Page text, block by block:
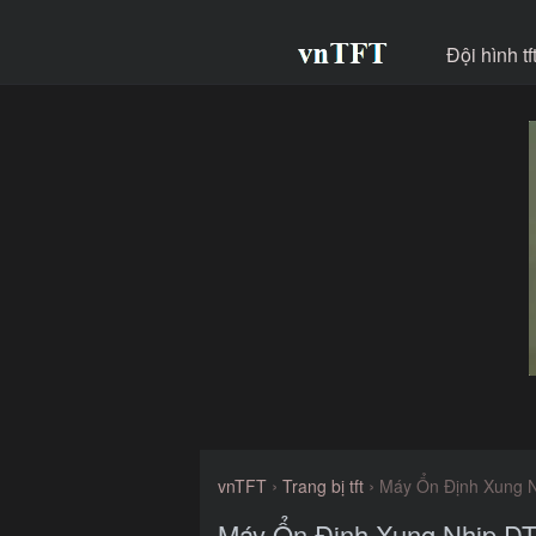
Đội hình
vnTFT › Trang bị tft › Máy Ổn Định Xung